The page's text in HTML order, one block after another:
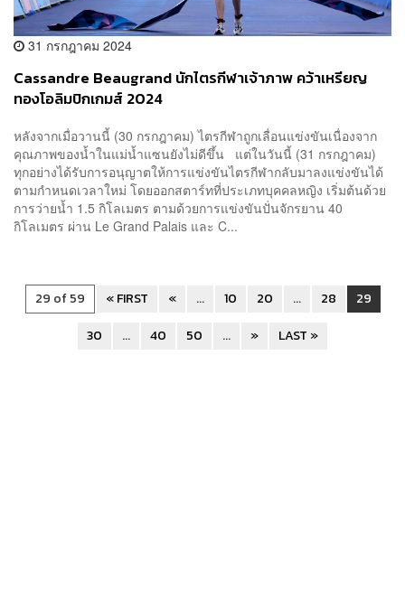
31 กรกฎาคม 2024
Cassandre Beaugrand นักไตรกีฬาเจ้าภาพ คว้าเหรียญ
ทองโอลิมปิกเกมส์ 2024
หลังจากเมื่อวานนี้ (30 กรกฎาคม) ไตรกีฬาถูกเลื่อนแข่งขันเนื่องจาก
คุณภาพของน้ำในแม่น้ำแซนยังไม่ดีขึ้น แต่ในวันนี้ (31 กรกฎาคม)
ทุกอย่างได้รับการอนุญาตให้การแข่งขันไตรกีฬากลับมาลงแข่งขันได้
ตามกำหนดเวลาใหม่ โดยออกสตาร์ทที่ประเภทบุคคลหญิง เริ่มต้นด้วย
การว่ายน้ำ 1.5 กิโลเมตร ตามด้วยการแข่งขันปั่นจักรยาน 40
กิโลเมตร ผ่าน Le Grand Palais และ C...
29 of 59 « FIRST « ... 10 20 ... 28
29
30
... 40 50 ... » LAST »